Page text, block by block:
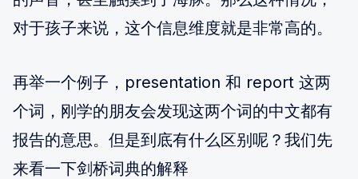
对于孩子来说，这个信息维度就是非常高的。
再举一个例子，presentation 和 report 这两
个词，刚学的朋友会发现这两个词的中文都有
报告的意思。但是到底有什么区别呢？我们先
来看一下剑桥词典的解释